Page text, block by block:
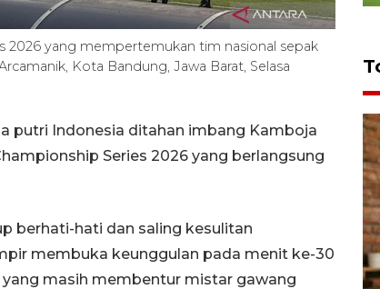
2026 yang mempertemukan tim nasional sepak
Kota Bandung, Jawa Barat, Selasa
putri Indonesia ditahan imbang Kamboja
Series 2026 yang berlangsung
berhati-hati dan saling kesulitan
membuka keunggulan pada menit ke-30
masih membentur mistar gawang